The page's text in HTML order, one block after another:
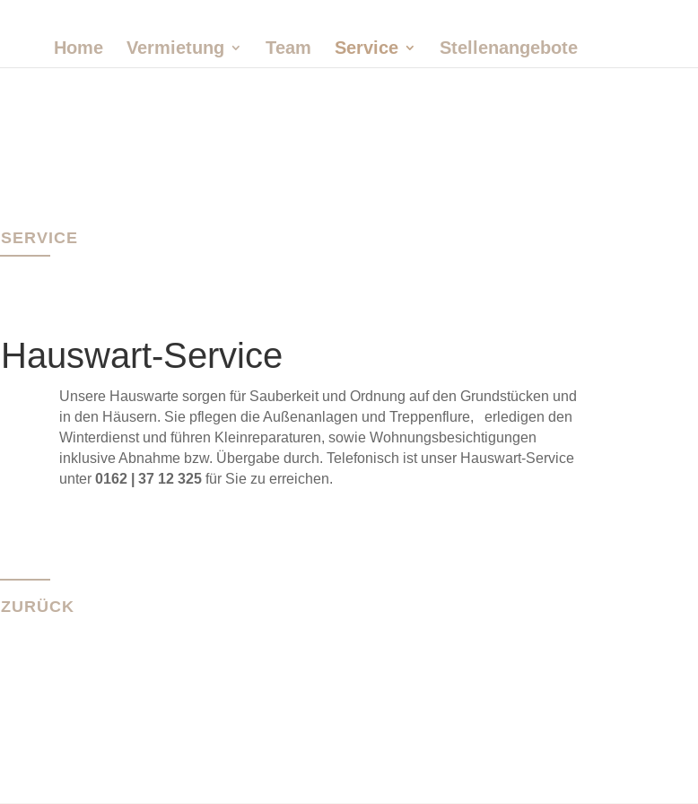
Home Vermietung Team Service Stellenangebote
SERVICE
Hauswart-Service
Unsere Hauswarte sorgen für Sauberkeit undOrdnung aufdenGrundstücken und
in den Häusern. Sie pflegen dieAußenanlagen undTreppenflure, erledigenden
Winterdienst und führen Kleinreparaturen, sowie Wohnungsbesichtigungen
inklusive Abnahme bzw. Übergabe durch. Telefonisch ist unser Hauswart-Service
unter0162 | 37 12 325 für Sie zu erreichen.
ZURÜCK